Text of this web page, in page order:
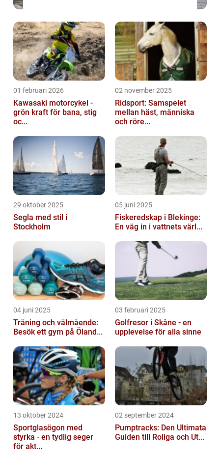
01 februari 2026
Kawasaki motorcykel -
grön kraft för bana, stig
oc...
02 november 2025
Ridsport: Samspelet
mellan häst, människa
och röre...
29 oktober 2025
Segla med stil i
Stockholm
05 juni 2025
Fiskeredskap i Blekinge:
En väg in i vattnets värl...
04 juni 2025
Träning och välmående:
Besök ett gym på Öland...
03 februari 2025
Golfresor i Skåne - en
upplevelse för alla sinne
13 oktober 2024
Sportglasögon med
styrka - en tydlig seger
för akt...
02 september 2024
Pumptracks: Den Ultimata
Guiden till Roliga och Ut...